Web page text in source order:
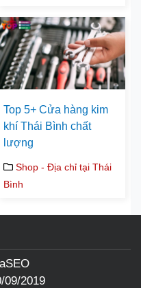
Top 5+ Cửa hàng kim
khí Thái Bình chất
lượng
Shop - Địa chỉ tại Thái
Bình
09/2019